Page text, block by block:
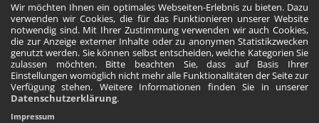
Wir möchten Ihnen ein optimales Webseiten-Erlebnis zu bieten. Dazu
verwenden wir Cookies, die für das Funktionieren unserer Website
notwendig sind. Mit Ihrer Zustimmung verwenden wir auch Cookies,
die zur Anzeige externer Inhalte oder zu anonymen Statistikzwecken
genutzt werden. Sie können selbst entscheiden, welche Kategorien Sie
zulassen möchten. Bitte beachten Sie, dass auf Basis Ihrer
Einstellungen womöglich nicht mehr alle Funktionalitäten der Seite zur
Verfügung stehen. Weitere Informationen finden Sie in unserer
Datenschutzerklärung.
Impressum